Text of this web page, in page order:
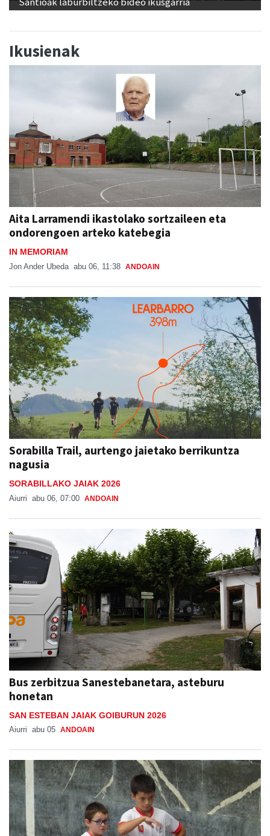
Ikusienak
Aita Larramendi ikastolako sortzaileen eta
ondorengoen arteko katebegia
IN MEMORIAM
Jon Ander Ubeda abu 06, 11:38 ANDOAIN
Sorabilla Trail, aurtengo jaietako berrikuntza
nagusia
SORABILLAKO JAIAK 2026
Aiurri abu 06, 07:00 ANDOAIN
Bus zerbitzua Sanestebanetara, asteburu
honetan
SAN ESTEBAN JAIAK GOIBURUN 2026
Aiurri abu 05 ANDOAIN